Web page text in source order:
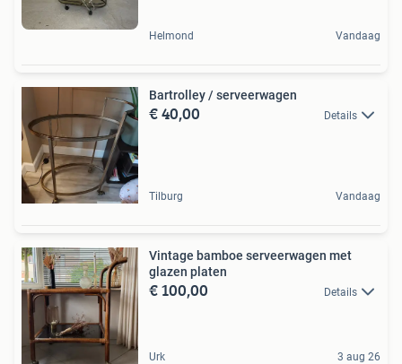
Helmond Vandaag
Bartrolley / serveerwagen
€ 40,00 Details
Tilburg Vandaag
Vintage bamboe serveerwagen met
glazen platen
€ 100,00 Details
Urk 3 aug 26